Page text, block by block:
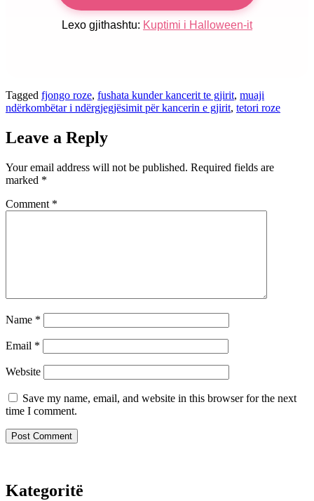
Lexo gjithashtu: Kuptimi i Halloween-it
Tagged fjongo roze, fushata kunder kancerit te gjirit, muaji
ndërkombëtar i ndërgjegjësimit për kancerin e gjirit, tetori roze
Leave a Reply
Your email address will not be published. Required fields are
marked *
Comment *
Name *
Email *
Website
Save my name, email, and website in this browser for the next
time I comment.
Kategoritë